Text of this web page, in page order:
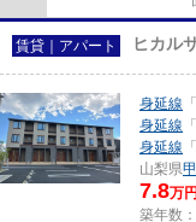
賃貸｜アパート ヒカル
身延線 「
身延線 「
身延線 「
山梨県
7.8万円
築年数